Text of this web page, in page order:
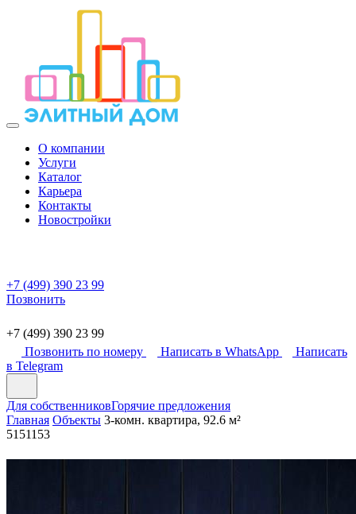
О компании
Услуги
Каталог
Карьера
Контакты
Новостройки
+7 (499) 390 23 99
Позвонить
+7 (499) 390 23 99
Позвонить по номеру
Написать в WhatsApp
Написать
в Telegram
Для собственниковГорячие предложения
Главная Объекты 3-комн. квартира, 92.6 м²
5151153